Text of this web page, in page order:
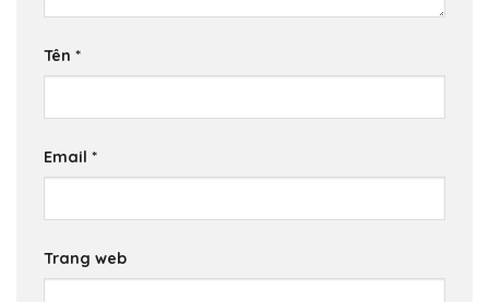
Tên *
Email *
Trang web